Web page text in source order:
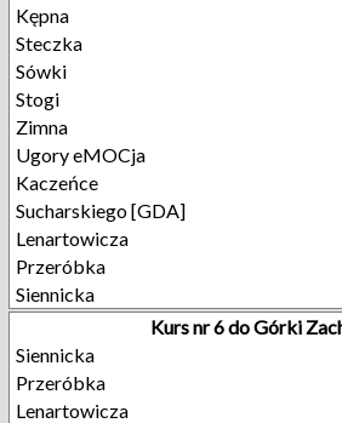
Kępna
Steczka
Sówki
Stogi
Zimna
Ugory eMOCja
Kaczeńce
Sucharskiego [GDA]
Lenartowicza
Przeróbka
Siennicka
Kurs nr 6 do Górki
Siennicka
Przeróbka
Lenartowicza